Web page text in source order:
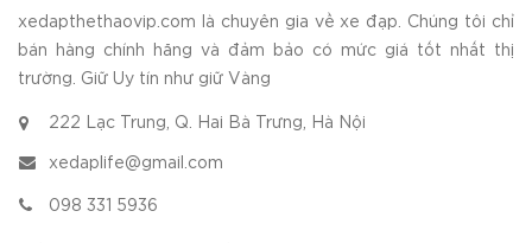
xedapthethaovip.com là chuyên gia về xe đạp. Chúng tôi chỉ
bán hàng chính hãng và đảm bảo có mức giá tốt nhất thị
trường. Giữ Uy tín như giữ Vàng
222 Lạc Trung, Q. Hai Bà Trưng, Hà Nội
xedaplife@gmail.com
098 331 5936